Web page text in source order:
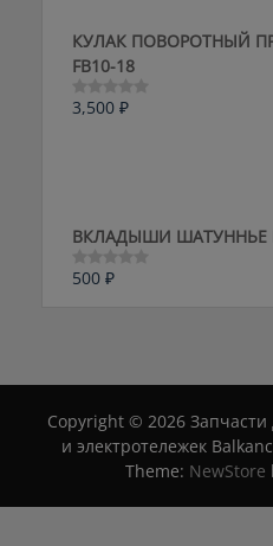
КУЛАК ПОВОРОТНЫЙ
FB10-18
Оценка
3,500 ₽
ВКЛАДЫШИ ШАТУННЬЕ В
Оценка
500 ₽
Copyright © 2026 Запчасти
и электротележек
Theme: NewStore